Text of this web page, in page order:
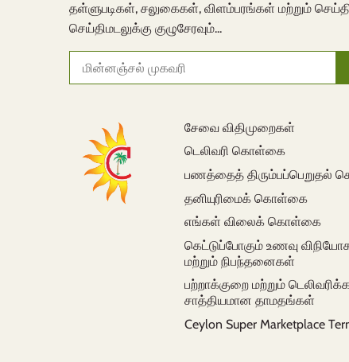
தள்ளுபடிகள், சலுகைகள், விளம்பரங்கள் மற்றும்
செய்திமடலுக்கு குழுசேரவும்...
சேவை விதிமுறைகள்
டெலிவரி கொள்கை
பணத்தைத் திரும்பப்பெறுதல்
தனியுரிமைக் கொள்கை
எங்கள் விலைக் கொள்கை
கெட்டுப்போகும் உணவு
மற்றும் நிபந்தனைகள்
பற்றாக்குறை மற்றும்
சாத்தியமான தாமதங்கள்
Ceylon Super Marketplace